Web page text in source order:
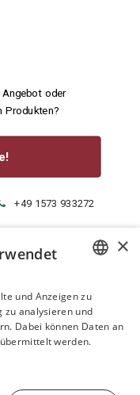
Angebot oder
Produkten?
+49 1573 933272
ENGLISH
×
und Anzeigen zu
zu analysieren und
Dabei können Daten an
werden.